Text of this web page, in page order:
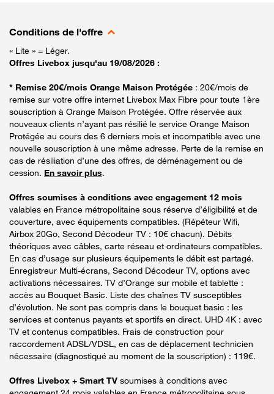
Conditions de l'offre
« Lite » = Léger.
Offres Livebox jusqu'au 19/08/2026 :
* Remise 20€/mois Orange Maison Protégée : 20€/mois de
remise sur votre offre internet Livebox Max Fibre pour toute 1ère
souscription à Orange Maison Protégée. Offre réservée aux
nouveaux clients n’ayant pas résilié le service Orange Maison
Protégée au cours des 6 derniers mois et incompatible avec une
nouvelle souscription à une même adresse. Perte de la remise en
cas de résiliation d’une des offres, de déménagement ou de
cession. En savoir plus.
Offres soumises à conditions avec engagement 12 mois
valables en France métropolitaine sous réserve d’éligibilité et de
couverture, avec équipements compatibles. (Répéteur Wifi,
Airbox 20Go, Second Décodeur TV : 10€ chacun). Débits
théoriques avec câbles, carte réseau et ordinateurs compatibles.
En cas d’usage sur plusieurs équipements le débit est partagé.
Enregistreur Multi-écrans, Second Décodeur TV, options avec
activations nécessaires. TV d’Orange sur mobile et tablette :
accès au Bouquet Basic. Liste des chaînes TV susceptibles
d’évolution. Ne sont pas compris dans le bouquet basic : les
services et contenus payants et sportifs en direct. UHD 4K : avec
TV et contenus compatibles. Frais de construction pour
raccordement ADSL/VDSL, en cas de déplacement technicien
nécessaire (diagnostiqué au moment de la souscription) : 119€.
Offres Livebox + Smart TV soumises à conditions avec